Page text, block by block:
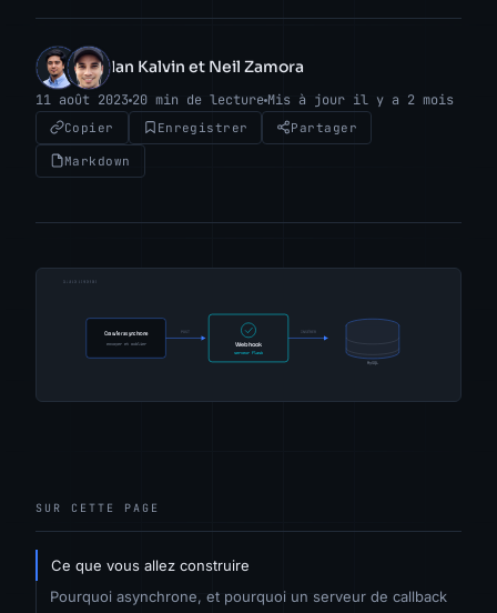
IK NZ Ian Kalvin et Neil Zamora
11 août 2023 20 min de lecture Mis à jour il y a 2 mois
Copier Enregistrer Partager
Markdown
SUR CETTE PAGE
Ce que vous allez construire
Pourquoi asynchrone, et pourquoi un serveur de callback